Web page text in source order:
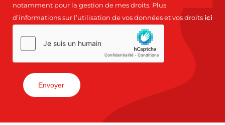
notamment pour la gestion de mes droits. Plus
d’informations sur l’utilisation de vos données et vos droits ici